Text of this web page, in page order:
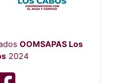
OOMSAPAS Los
2024